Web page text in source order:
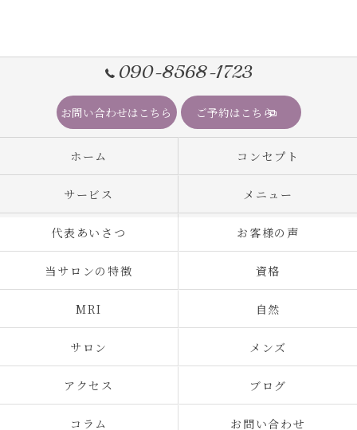
090-8568-1723
お問い合わせはこちら ご予約はこちら
ホーム コンセプト
サービス メニュー
代表あいさつ お客様の声
当サロンの特徴 資格
MRI 自然
サロン メンズ
アクセス ブログ
コラム お問い合わせ